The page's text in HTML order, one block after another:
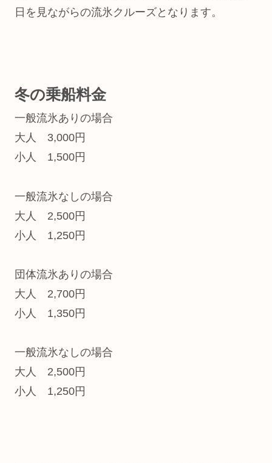
日を見ながらの流氷クルーズとなります。
冬の乗船料金
一般流氷ありの場合
大人 3,000円
小人 1,500円
一般流氷なしの場合
大人 2,500円
小人 1,250円
団体流氷ありの場合
大人 2,700円
小人 1,350円
一般流氷なしの場合
大人 2,500円
小人 1,250円